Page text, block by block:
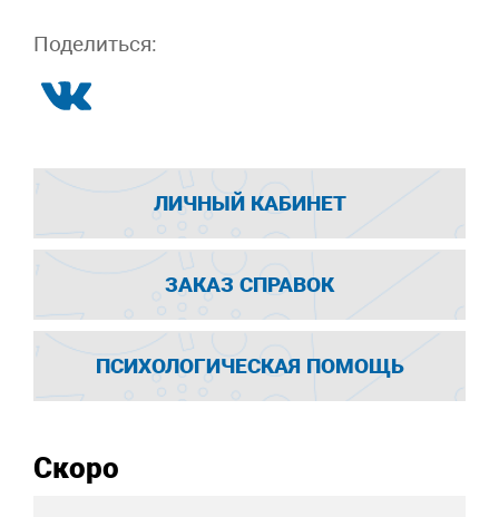
Поделиться:
ЛИЧНЫЙ КАБИНЕТ
ЗАКАЗ СПРАВОК
ПСИХОЛОГИЧЕСКАЯ ПОМОЩЬ
Скоро